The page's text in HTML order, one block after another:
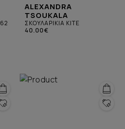
ALEXANDRA
TSOUKALA
ΣΚΟΥΛΑΡΙΚΙΑ KITE
40.00€